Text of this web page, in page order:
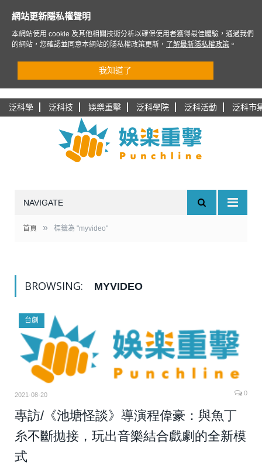
泛科學 泛科技 娛樂重擊 泛科學院 泛科活動 泛科市
NAVIGATE
首頁 » 標籤為 "myvideo"
BROWSING: MYVIDEO
台劇
2021-08-20 0
專訪/《池塘怪談》導演程偉豪：與魚丁
糸不斷拋接，玩出音樂結合戲劇的全新模
式
網站更新隱私權聲明
本網站使用 cookie 及其他相關技術分析以確保使用者獲得最佳體驗，通過我們
的網站，您確認並同意本網站的隱私權政策更新，
了解最新隱私權政策 。
我知道了